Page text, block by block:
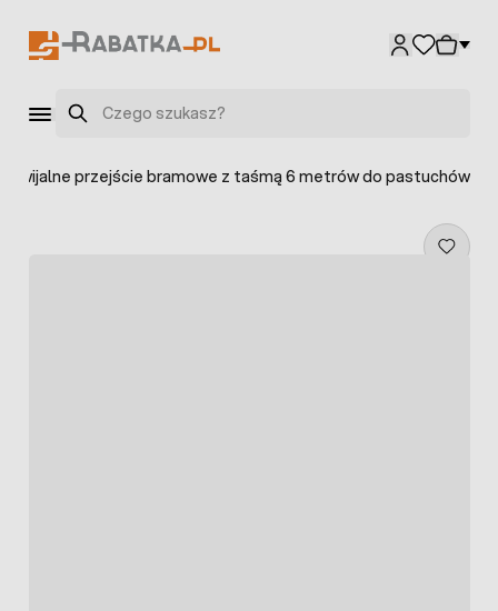
Szukaj
przejście bramowe z taśmą 6 metrów do pastuchów